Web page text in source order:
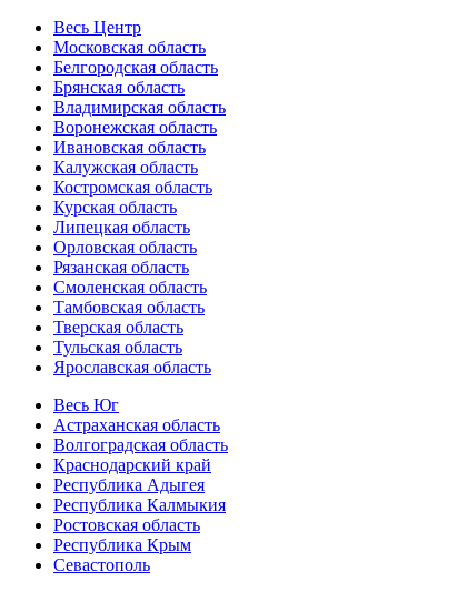
Весь Центр
Московская область
Белгородская область
Брянская область
Владимирская область
Воронежская область
Ивановская область
Калужская область
Костромская область
Курская область
Липецкая область
Орловская область
Рязанская область
Смоленская область
Тамбовская область
Тверская область
Тульская область
Ярославская область
Весь Юг
Астраханская область
Волгоградская область
Краснодарский край
Республика Адыгея
Республика Калмыкия
Ростовская область
Республика Крым
Севастополь